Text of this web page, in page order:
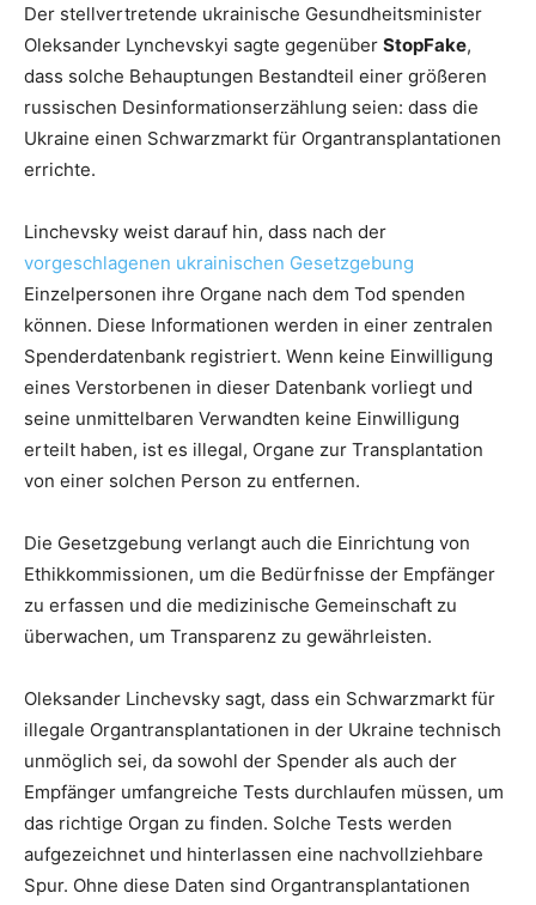
Der stellvertretende ukrainische Gesundheitsminister
Oleksander Lynchevskyi sagte gegenüber StopFake,
dass solche Behauptungen Bestandteil einer größeren
russischen Desinformationserzählung seien: dass die
Ukraine einen Schwarzmarkt für Organtransplantationen
errichte.
Linchevsky weist darauf hin, dass nach der
vorgeschlagenen ukrainischen Gesetzgebung
Einzelpersonen ihre Organe nach dem Tod spenden
können. Diese Informationen werden in einer zentralen
Spenderdatenbank registriert. Wenn keine Einwilligung
eines Verstorbenen in dieser Datenbank vorliegt und
seine unmittelbaren Verwandten keine Einwilligung
erteilt haben, ist es illegal, Organe zur Transplantation
von einer solchen Person zu entfernen.
Die Gesetzgebung verlangt auch die Einrichtung von
Ethikkommissionen, um die Bedürfnisse der Empfänger
zu erfassen und die medizinische Gemeinschaft zu
überwachen, um Transparenz zu gewährleisten.
Oleksander Linchevsky sagt, dass ein Schwarzmarkt für
illegale Organtransplantationen in der Ukraine technisch
unmöglich sei, da sowohl der Spender als auch der
Empfänger umfangreiche Tests durchlaufen müssen, um
das richtige Organ zu finden. Solche Tests werden
aufgezeichnet und hinterlassen eine nachvollziehbare
Spur. Ohne diese Daten sind Organtransplantationen